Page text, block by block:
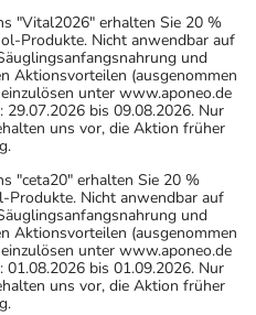
"Vital2026" erhalten Sie 20 %
Produkte. Nicht anwendbar auf
und
Aktionsvorteilen (ausgenommen
unter www.aponeo.de
bis 09.08.2026. Nur
uns vor, die Aktion früher
"ceta20" erhalten Sie 20 %
Produkte. Nicht anwendbar auf
und
Aktionsvorteilen (ausgenommen
unter www.aponeo.de
bis 01.09.2026. Nur
uns vor, die Aktion früher